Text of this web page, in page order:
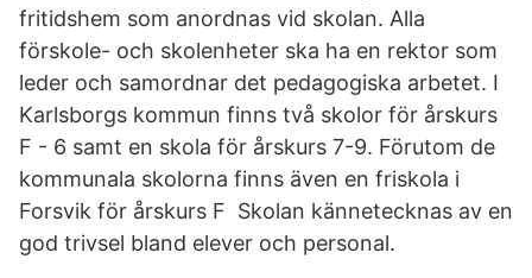
fritidshem som anordnas vid skolan. Alla
förskole- och skolenheter ska ha en rektor som
leder och samordnar det pedagogiska arbetet. I
Karlsborgs kommun finns två skolor för årskurs
F - 6 samt en skola för årskurs 7-​9. Förutom de
kommunala skolorna finns även en friskola i
Forsvik för årskurs F Skolan kännetecknas av en
god trivsel bland elever och personal.